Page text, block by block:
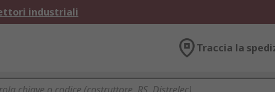
industriali
Traccia la